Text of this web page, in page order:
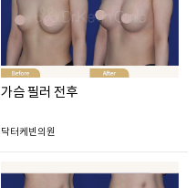
가슴 필러 전후
닥터케빈의원